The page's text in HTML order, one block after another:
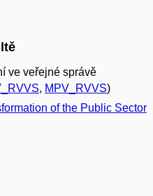
ve veřejné správě
, MPV_RVVS)
of the Public Sector